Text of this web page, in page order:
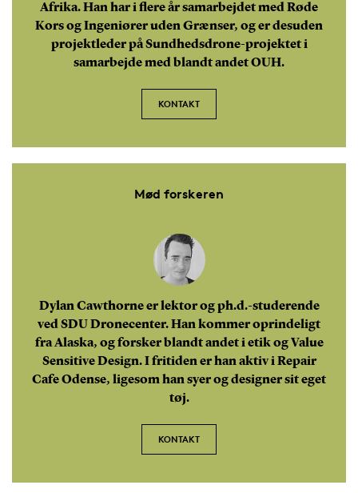
Afrika. Han har i flere år samarbejdet med Røde
Kors og Ingeniører uden Grænser, og er desuden
projektleder på Sundhedsdrone-projektet i
samarbejde med blandt andet OUH.
KONTAKT
Mød forskeren
Dylan Cawthorne er lektor og ph.d.-studerende
ved SDU Dronecenter. Han kommer oprindeligt
fra Alaska, og forsker blandt andet i etik og Value
Sensitive Design. I fritiden er han aktiv i Repair
Cafe Odense, ligesom han syer og designer sit eget
tøj.
KONTAKT